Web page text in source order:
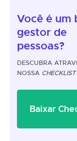
Você é um
gestor de
pessoas?
DESCUBRA
NOSSA CHECKLIST
Baixar